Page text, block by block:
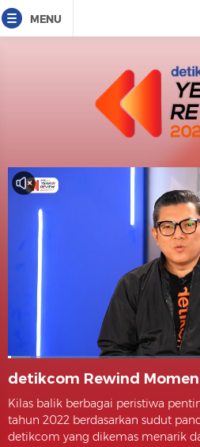
MENU
detikcom Rewind
Kilas balik berbagai peristiwa
tahun 2022 berdasarkan sudut
detikcom yang dikemas menarik